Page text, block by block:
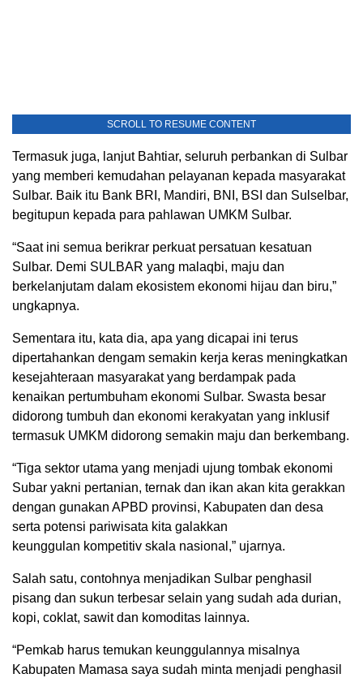
SCROLL TO RESUME CONTENT
Termasuk juga, lanjut Bahtiar, seluruh perbankan di Sulbar
yang memberi kemudahan pelayanan kepada masyarakat
Sulbar. Baik itu Bank BRI, Mandiri, BNI, BSI dan Sulselbar,
begitupun kepada para pahlawan UMKM Sulbar.
“Saat ini semua berikrar perkuat persatuan kesatuan
Sulbar. Demi SULBAR yang malaqbi, maju dan
berkelanjutam dalam ekosistem ekonomi hijau dan biru,”
ungkapnya.
Sementara itu, kata dia, apa yang dicapai ini terus
dipertahankan dengam semakin kerja keras meningkatkan
kesejahteraan masyarakat yang berdampak pada
kenaikan pertumbuham ekonomi Sulbar. Swasta besar
didorong tumbuh dan ekonomi kerakyatan yang inklusif
termasuk UMKM didorong semakin maju dan berkembang.
“Tiga sektor utama yang menjadi ujung tombak ekonomi
Subar yakni pertanian, ternak dan ikan akan kita gerakkan
dengan gunakan APBD provinsi, Kabupaten dan desa
serta potensi pariwisata kita galakkan
keunggulan kompetitiv skala nasional,” ujarnya.
Salah satu, contohnya menjadikan Sulbar penghasil
pisang dan sukun terbesar selain yang sudah ada durian,
kopi, coklat, sawit dan komoditas lainnya.
“Pemkab harus temukan keunggulannya misalnya
Kabupaten Mamasa saya sudah minta menjadi penghasil